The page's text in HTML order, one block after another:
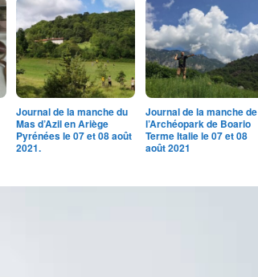
Journal de la manche du
Mas d’Azil en Ariège
Pyrénées le 07 et 08 août
2021.
Journal de la manche de
l’Archéopark de Boario
Terme Italie le 07 et 08
août 2021